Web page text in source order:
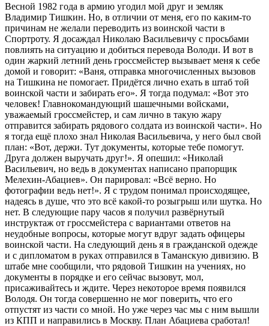
Весной 1982 года в армию угодил мой друг и земляк
Владимир Тишкин. Но, в отличии от меня, его по каким-то
причинам не желали переводить из воинской части в
Спортроту. Я досаждал Николаю Васильевичу с просьбами
повлиять на ситуацию и добиться перевода Володи. И вот в
один жаркий летний день гроссмейстер вызывает меня к себе
домой и говорит: «Ваня, отправка многочисленных вызовов
на Тишкина не помогает. Придётся лично ехать в штаб той
воинской части и забирать его». Я тогда подумал: «Вот это
человек! Главнокомандующий шашечными войсками,
уважаемый гроссмейстер, и сам лично в такую жару
отправится забирать рядового солдата из воинской части». Но
я тогда ещё плохо знал Николая Васильевича, у него был свой
план: «Вот, держи. Тут документы, которые тебе помогут.
Друга должен выручать друг!». Я опешил: «Николай
Васильевич, но ведь в документах написано прапорщик
Мелехин-Абациев». Он парировал: «Всё верно. Но
фотографии ведь нет!». Я с трудом понимал происходящее,
надеясь в душе, что это всё какой-то розыгрыш или шутка. Но
нет. В следующие пару часов я получил развёрнутый
инструктаж от гроссмейстера с вариантами ответов на
неудобные вопросы, которые могут вдруг задать офицеры
воинской части. На следующий день я в гражданской одежде
и с дипломатом в руках отправился в Таманскую дивизию. В
штабе мне сообщили, что рядовой Тишкин на учениях, но
документы в порядке и его сейчас вызовут, мол,
присаживайтесь и ждите. Через некоторое время появился
Володя. Он тогда совершенно не мог поверить, что его
отпустят из части со мной. Но уже через час мы с ним вышли
из КПП и направились в Москву. План Абациева сработал!